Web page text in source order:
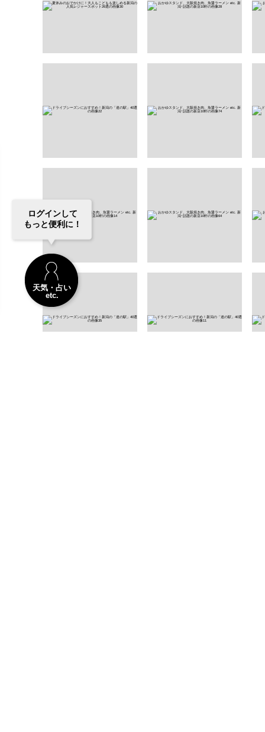
ログインして
もっと便利に！
天気・占い
etc.